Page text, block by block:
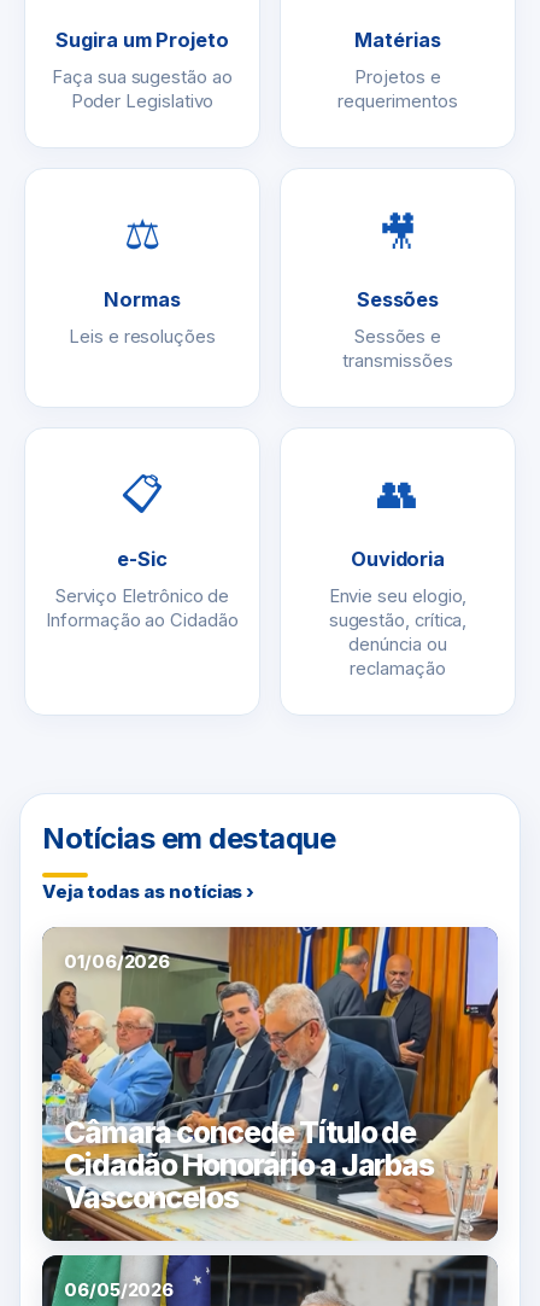
Sugira um Projeto
Faça sua sugestão ao
Poder Legislativo
Matérias
Projetos e
requerimentos
⚖
Normas
Leis e resoluções
🎥
Sessões
Sessões e
transmissões
📋
e-Sic
Serviço Eletrônico de
Informação ao Cidadão
👥
Ouvidoria
Envie seu elogio,
sugestão, crítica,
denúncia ou
reclamação
Notícias em destaque
Veja todas as notícias ›
01/06/2026
Câmara concede Título de
Cidadão Honorário a Jarbas
Vasconcelos
06/05/2026